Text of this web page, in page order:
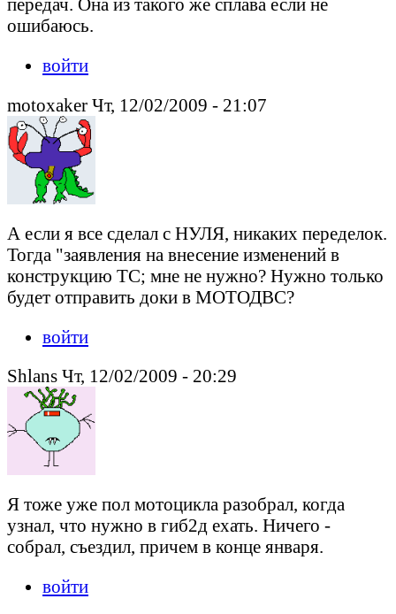
передач. Она из такого же сплава если не
ошибаюсь.
войти
motoxaker Чт, 12/02/2009 - 21:07
А если я все сделал с НУЛЯ, никаких переделок.
Тогда "заявления на внесение изменений в
конструкцию ТС; мне не нужно? Нужно только
будет отправить доки в МОТОДВС?
войти
Shlans Чт, 12/02/2009 - 20:29
Я тоже уже пол мотоцикла разобрал, когда
узнал, что нужно в гиб2д ехать. Ничего -
собрал, съездил, причем в конце января.
войти